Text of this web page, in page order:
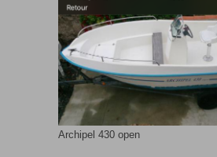
Archipel 430 open